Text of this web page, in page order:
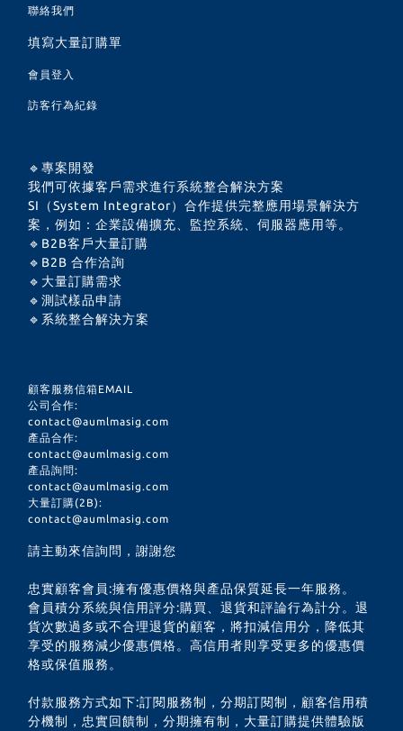
聯絡我們
填寫大量訂購單
會員登入
訪客行為紀錄
🔹專案開發
我們可依據客戶需求進行系統整合解決方案
SI（System Integrator）合作提供完整應用場景解決方
案，例如：企業設備擴充、監控系統、伺服器應用等。
🔹B2B客戶大量訂購
🔹B2B 合作洽詢
🔹大量訂購需求
🔹測試樣品申請
🔹系統整合解決方案
顧客服務信箱EMAIL
公司合作:
contact@aumlmasig.com
產品合作:
contact@aumlmasig.com
產品詢問:
contact@aumlmasig.com
大量訂購(2B):
contact@aumlmasig.com
請主動來信詢問，謝謝您
忠實顧客會員:擁有優惠價格與產品保質延長一年服務。
會員積分系統與信用評分:購買、退貨和評論行為計分。退
貨次數過多或不合理退貨的顧客，將扣減信用分，降低其
享受的服務減少優惠價格。高信用者則享受更多的優惠價
格或保值服務。
付款服務方式如下:訂閱服務制，分期訂閱制，顧客信用積
分機制，忠實回饋制，分期擁有制，大量訂購提供體驗版